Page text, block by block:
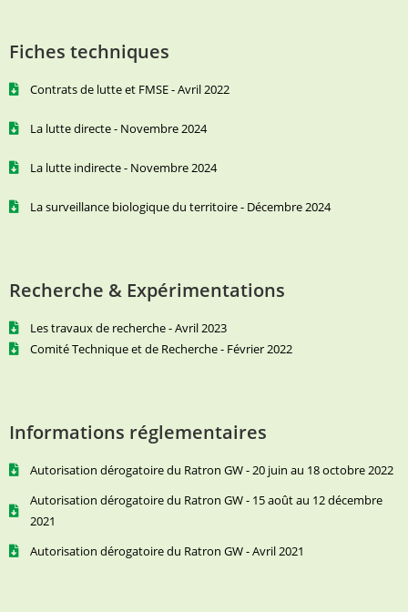
Fiches techniques
Contrats de lutte et FMSE - Avril 2022
La lutte directe - Novembre 2024
La lutte indirecte - Novembre 2024
La surveillance biologique du territoire - Décembre 2024
Recherche & Expérimentations
Les travaux de recherche - Avril 2023
Comité Technique et de Recherche - Février 2022
Informations réglementaires
Autorisation dérogatoire du Ratron GW - 20 juin au 18 octobre 2022
Autorisation dérogatoire du Ratron GW - 15 août au 12 décembre
2021
Autorisation dérogatoire du Ratron GW - Avril 2021